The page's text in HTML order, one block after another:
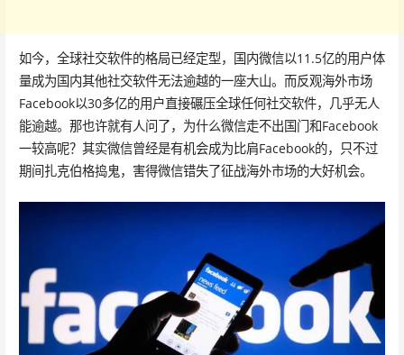
如今，全球社交软件的格局已经定型，国内微信以11.5亿的用户体
量成为国内其他社交软件无法逾越的一座大山。而反观海外市场
Facebook以30多亿的用户直接碾压全球任何社交软件，几乎无人
能逾越。那也许就有人问了，为什么微信走不出国门和Facebook
一较高呢？其实微信曾经是有机会成为比肩Facebook的，只不过
期间扎克伯格捣鬼，害得微信错失了征战海外市场的大好机会。